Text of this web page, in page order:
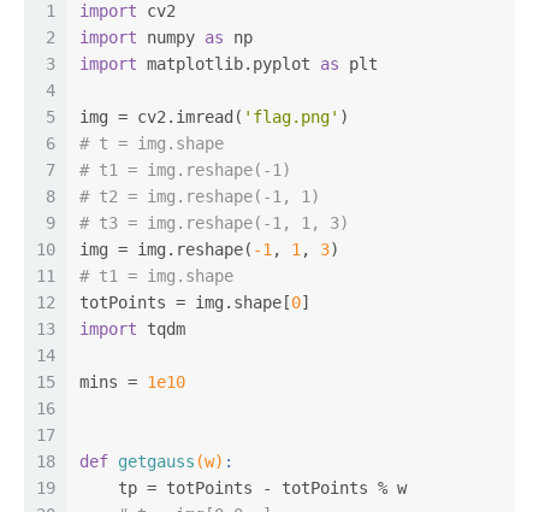
1
2
3
4
5
6
7
8
9
10
11
12
13
14
15
16
17
18
19
import cv2
import numpy as np
import matplotlib.pyplot as plt
img = cv2.imread( 'flag.png' )
# t = img.shape
# t1 = img.reshape(-1)
# t2 = img.reshape(-1, 1)
# t3 = img.reshape(-1, 1, 3)
img = img.reshape( -1 , 1 , 3)
# t1 = img.shape
totPoints = img.shape[0]
import tqdm
mins = 1e10
def getgauss (w) :
    tp = totPoints - totPoints % w